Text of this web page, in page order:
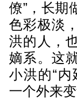
僚”，长期
色彩极淡
洪的人，
嫡系。这
小洪的“内
一个外来